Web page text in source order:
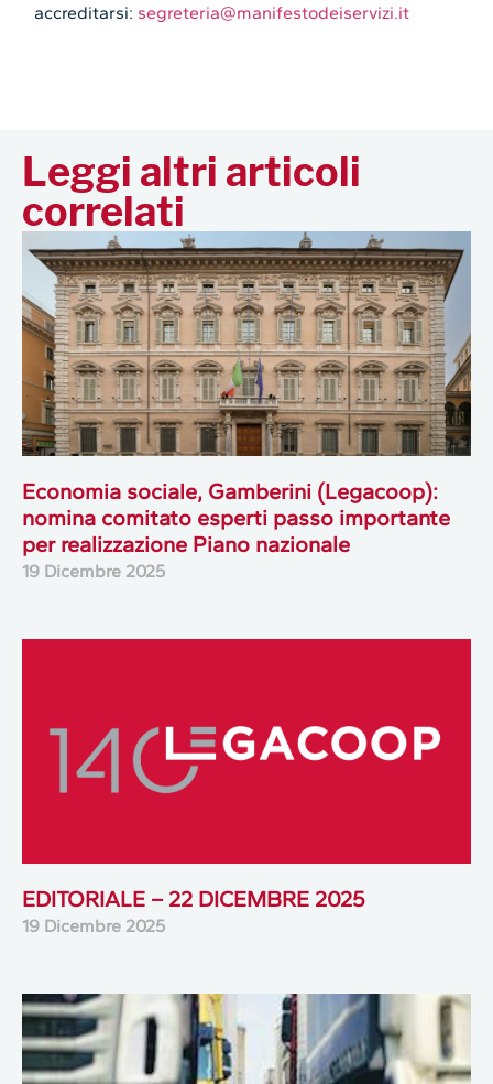
accreditarsi: segreteria@manifestodeiservizi.it
Leggi altri articoli
correlati
Economia sociale, Gamberini (Legacoop):
nomina comitato esperti passo importante
per realizzazione Piano nazionale
19 Dicembre 2025
EDITORIALE – 22 DICEMBRE 2025
19 Dicembre 2025